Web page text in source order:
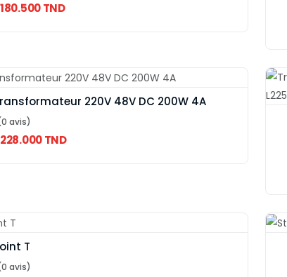
180.500 TND
220V 48V DC 200W 4A
avis)
228.000 TND
T
avis)